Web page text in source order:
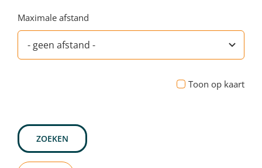
Maximale afstand
Toon op kaart
ZOEKEN